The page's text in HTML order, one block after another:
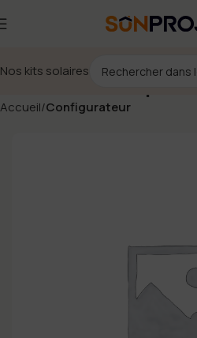
Nos kits solaires
Accueil Configurateur